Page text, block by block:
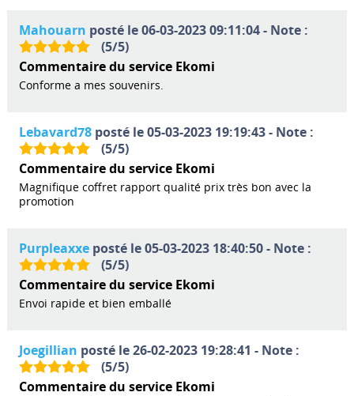
Mahouarn posté le 06-03-2023 09:11:04 - Note :
(5/5)
Commentaire du service Ekomi
Conforme a mes souvenirs.
Lebavard78posté le 05-03-2023 19:19:43 - Note :
(5/5)
Commentaire du service Ekomi
Magnifique coffret rapport qualité prix très bon avec la
promotion
Purpleaxxeposté le 05-03-2023 18:40:50 - Note :
(5/5)
Commentaire du service Ekomi
Envoi rapide et bien emballé
Joegillian posté le 26-02-2023 19:28:41 - Note :
(5/5)
Commentaire du service Ekomi